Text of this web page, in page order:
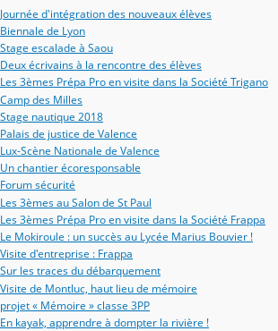
Journée d'intégration des nouveaux élèves
Biennale de Lyon
Stage escalade à Saou
Deux écrivains à la rencontre des élèves
Les 3èmes Prépa Pro en visite dans la Société Trigano
Camp des Milles
Stage nautique 2018
Palais de justice de Valence
Lux-Scène Nationale de Valence
Un chantier écoresponsable
Forum sécurité
Les 3èmes au Salon de St Paul
Les 3èmes Prépa Pro en visite dans la Société Frappa
Le Mokiroule : un succès au Lycée Marius Bouvier !
Visite d'entreprise : Frappa
Sur les traces du débarquement
Visite de Montluc, haut lieu de mémoire
projet « Mémoire » classe 3PP
En kayak, apprendre à dompter la rivière !